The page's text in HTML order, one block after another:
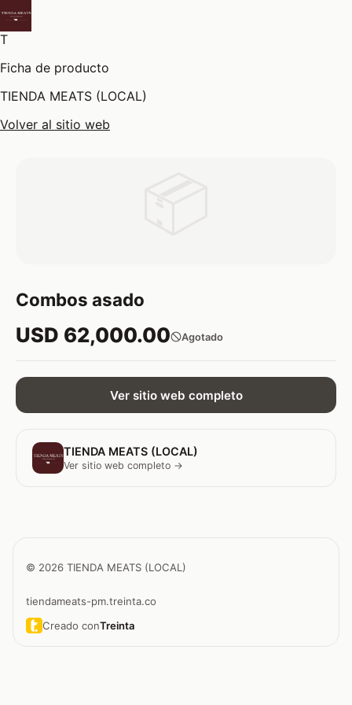
T
Ficha de producto
TIENDA MEATS (LOCAL)
Volver al sitio web
Combos asado
USD 62,000.00 Agotado
Ver sitio web completo
TIENDA MEATS (LOCAL)
Ver sitio web completo →
© 2026 TIENDA MEATS (LOCAL)
tiendameats-pm.treinta.co
Creado conTreinta